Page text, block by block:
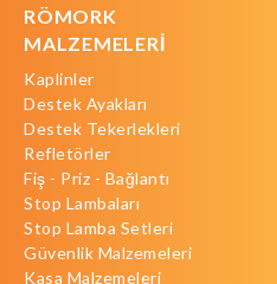
RÖMORK
MALZEMELERİ
Kaplinler
Destek Ayakları
Destek Tekerlekleri
Refletörler
Fiş - Priz - Bağlantı
Stop Lambaları
Stop Lamba Setleri
Güvenlik Malzemeleri
Kasa Malzemeleri